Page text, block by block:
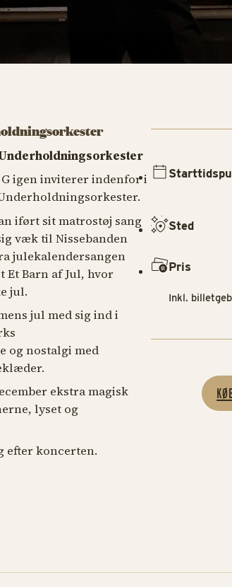
igen inviterer indenfor i
iført sit matrostøj sang
væk til Nissebanden
julekalendersangen
Et Barn af Jul, hvor
jul.
jul med sig ind i
og nostalgi med
ekstra magisk
lyset og
efter koncerten.
Sted
Pris
Inkl.